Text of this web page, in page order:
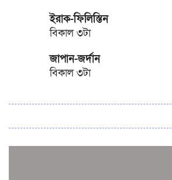
ইরাক-ফিলিস্তিন
বিকাল ৩টা
জাপান-জর্দান
বিকাল ৩টা